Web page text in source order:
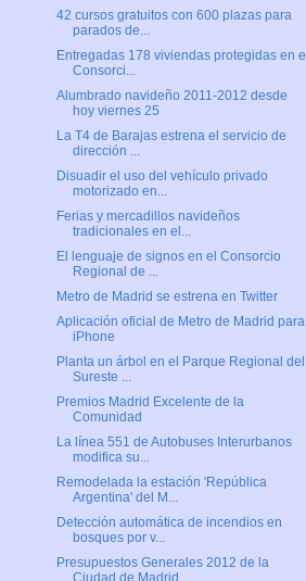
42 cursos gratuitos con 600 plazas para
parados de...
Entregadas 178 viviendas protegidas en el
Consorci...
Alumbrado navideño 2011-2012 desde
hoy viernes 25
La T4 de Barajas estrena el servicio de
dirección ...
Disuadir el uso del vehículo privado
motorizado en...
Ferias y mercadillos navideños
tradicionales en el...
El lenguaje de signos en el Consorcio
Regional de ...
Metro de Madrid se estrena en Twitter
Aplicación oficial de Metro de Madrid para
iPhone
Planta un árbol en el Parque Regional del
Sureste ...
Premios Madrid Excelente de la
Comunidad
La línea 551 de Autobuses Interurbanos
modifica su...
Remodelada la estación 'República
Argentina' del M...
Detección automática de incendios en
bosques por v...
Presupuestos Generales 2012 de la